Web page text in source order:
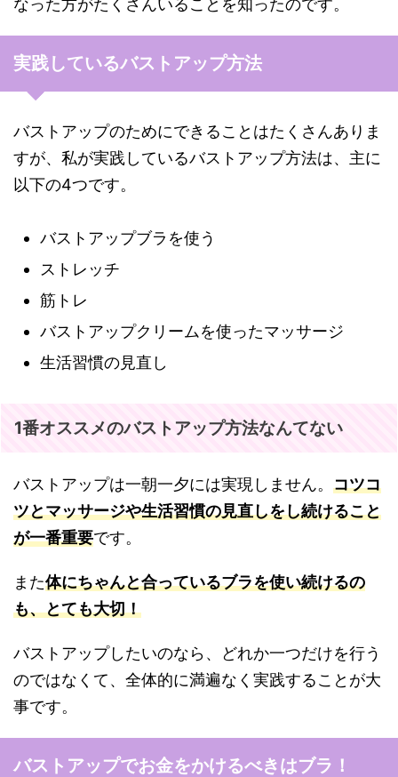
なった方がたくさんいることを知ったのです。
実践しているバストアップ方法
バストアップのためにできることはたくさんありま
すが、私が実践しているバストアップ方法は、主に
以下の4つです。
バストアップブラを使う
ストレッチ
筋トレ
バストアップクリームを使ったマッサージ
生活習慣の見直し
1番オススメのバストアップ方法なんてない
バストアップは一朝一夕には実現しません。 コツコ
ツとマッサージや生活習慣の見直しをし続けること
が一番重要です。
また体にちゃんと合っているブラを使い続けるの
も、とても大切！
バストアップしたいのなら、どれか一つだけを行う
のではなくて、全体的に満遍なく実践することが大
事です。
バストアップでお金をかけるべきはブラ！